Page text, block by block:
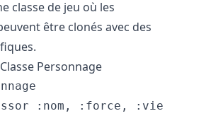
classe de jeu où les
être clonés avec des
Personnage
:nom, :force, :vie